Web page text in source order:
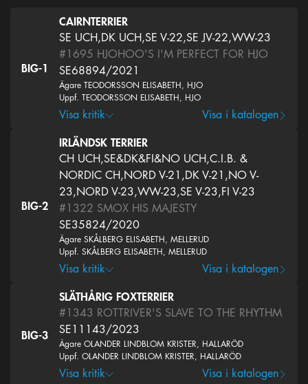
BIG-1
CAIRNTERRIER
SE UCH,DK UCH,SE V-22,SE JV-22,WW-23
#1695 HJOHOO'S I'M PERFECT FOR HJO
SE68894/2021
Ägare TEODORSSON ELISABETH, HJO
Uppf. TEODORSSON ELISABETH, HJO
Visa kritik Visa i katalogen
BIG-2
IRLÄNDSK TERRIER
CH UCH,SE&DK&FI&NO UCH,C.I.B. &
NORDIC CH,NORD V-21,DK V-21,NO V-
23,NORD V-23,WW-23,SE V-23,FI V-23
#1322 SMOX HIS MAJESTY
SE35824/2020
Ägare SKÅLBERG ELISABETH, MELLERUD
Uppf. SKÅLBERG ELISABETH, MELLERUD
Visa kritik Visa i katalogen
BIG-3
SLÄTHÅRIG FOXTERRIER
#1343 ROTTRIVER'S SLAVE TO THE RHYTHM
SE11143/2023
Ägare OLANDER LINDBLOM KRISTER, HALLARÖD
Uppf. OLANDER LINDBLOM KRISTER, HALLARÖD
Visa kritik Visa i katalogen